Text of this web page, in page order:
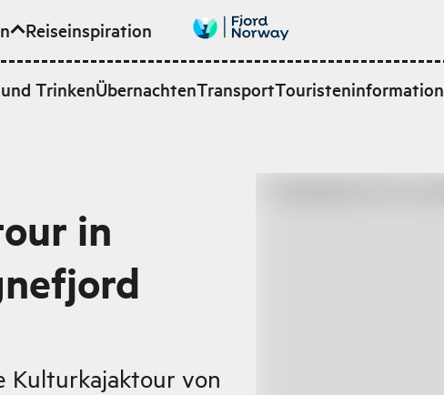
TrinkenÜbernachtenTransportTouristeninformation
Reiseinspiration
in
Kulturkajaktour von